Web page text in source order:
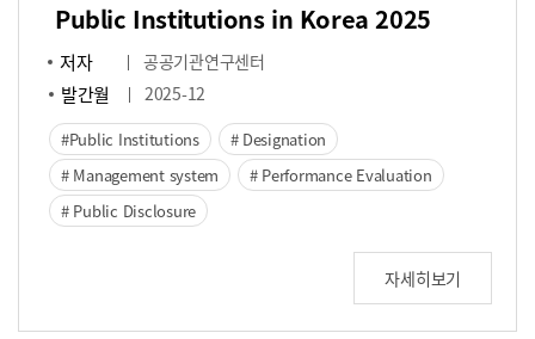
Public Institutions in Korea 2025
저자 공공기관연구센터
발간월 2025-12
Public Institutions
Designation
Management system
Performance Evaluation
Public Disclosure
자세히보기